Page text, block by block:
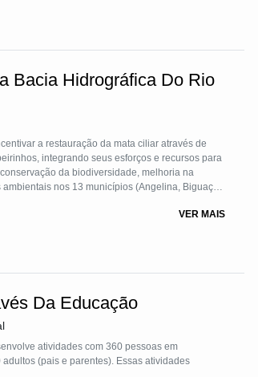
Bacia Hidrográfica Do Rio
a restauração da mata ciliar através de
integrando seus esforços e recursos para
da biodiversidade, melhoria na
nos 13 municípios (Angelina, Biguaçu,
Tijucas.
VER MAIS
Da Educação
atividades com 360 pessoas em
(pais e parentes). Essas atividades